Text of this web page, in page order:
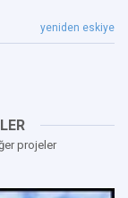
yeniden eskiye
projeler